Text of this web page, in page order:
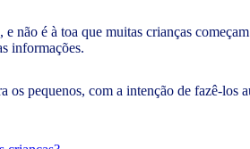
não é à toa que muitas crianças
informações.
os pequenos, com a intenção de fazê-